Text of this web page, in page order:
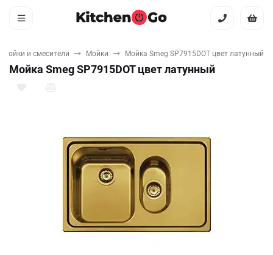
Мойки и смесители Мойки Мойка Smeg SP7915DOT цвет латунный
Мойка Smeg SP7915DOT цвет латунный